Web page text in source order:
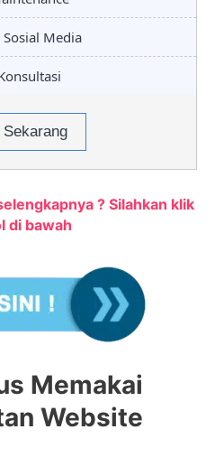
Media
? Silahkan klik
di bawah
Memakai
Website